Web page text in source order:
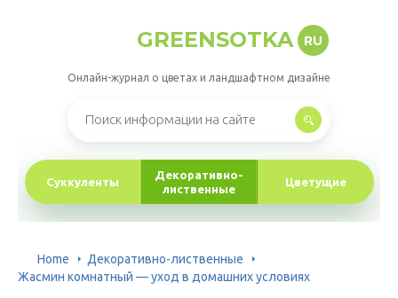
GREENSOTKA RU
Онлайн-журнал о цветах и ландшафтном дизайне
Суккуленты
Декоративно-
лиственные
Цветущие
Home
Декоративно-лиственные
Жасмин комнатный — уход в домашних условиях